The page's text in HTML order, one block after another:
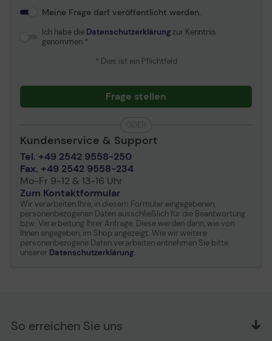
Meine Frage darf veröffentlicht werden.
Ich habe die Datenschutzerklärungzur Kenntnis
genommen.
* Dies ist ein Pflichtfeld
Frage stellen
Kundenservice & Support
Tel. +49 2542 9558-250
Fax. +49 2542 9558-234
Mo-Fr 9-12 & 13-16 Uhr
Zum Kontaktformular
Wir verarbeiten Ihre, in diesem Formular eingegebenen,
personenbezogenen Daten ausschließlich für die Beantwortung
bzw. Verarbeitung Ihrer Anfrage. Diese werden dann, wie von
Ihnen angegeben, im Shop angezeigt. Wie wir weitere
personenbezogene Daten verarbeiten entnehmen Sie bitte
unserer Datenschutzerklärung.
So erreichen Sie uns